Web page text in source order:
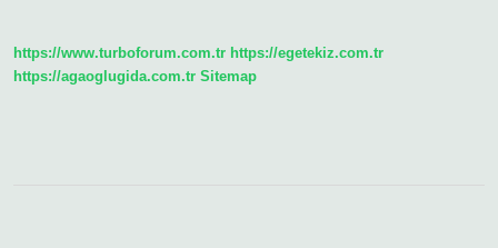
https://www.turboforum.com.tr https://egetekiz.com.tr
https://agaoglugida.com.tr Sitemap